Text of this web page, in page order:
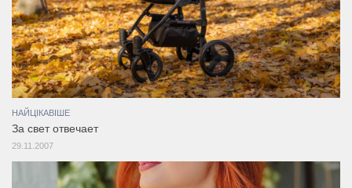
НАЙЦІКАВІШЕ
За свет отвечает
29.11.2007